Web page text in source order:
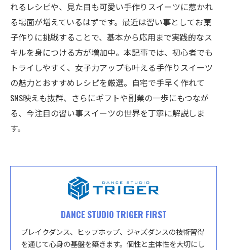
れるレシピや、見た目も可愛い手作りスイーツに惹かれ
る場面が増えているはずです。最近は習い事としてお菓
子作りに挑戦することで、基本から応用まで実践的なス
キルを身につける方が増加中。本記事では、初心者でも
トライしやすく、女子力アップも叶える手作りスイーツ
の魅力とおすすめレシピを厳選。自宅で手早く作れて
SNS映えも抜群、さらにギフトや副業の一歩にもつなが
る、今注目の習い事スイーツの世界を丁寧に解説しま
す。
DANCE STUDIO TRIGER FIRST
ブレイクダンス、ヒップホップ、ジャズダンスの技術習得
を通じて心身の基盤を築きます。個性と主体性を大切にし